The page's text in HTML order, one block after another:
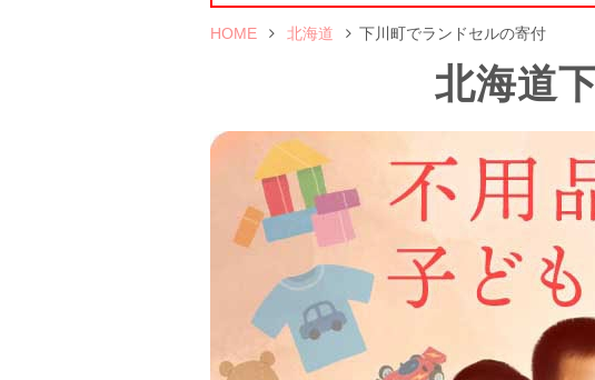
HOME 北海道 下川町でランドセルの寄付
北海道